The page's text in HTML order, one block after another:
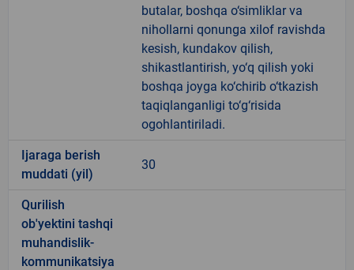
butalar, boshqa o‘simliklar va
nihollarni qonunga xilof ravishda
kesish, kundakov qilish,
shikastlantirish, yo‘q qilish yoki
boshqa joyga ko‘chirib o‘tkazish
taqiqlanganligi to‘g‘risida
ogohlantiriladi.
Ijaraga berish
muddati (yil)
30
Qurilish
ob'yektini tashqi
muhandislik-
kommunikatsiya